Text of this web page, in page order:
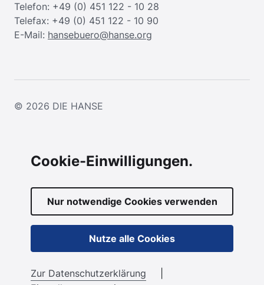
Cookie-Einwilligungen.
Zur Datenschutzerklärung
Nur notwendige Cookies verwenden
Nutze alle Cookies
Telefon: +49 (0) 451 122 - 10 28
Telefax: +49 (0) 451 122 - 10 90
E-Mail: hansebuero@hanse.org
© 2026 DIE HANSE